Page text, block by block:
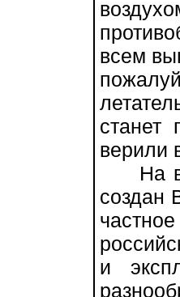
всем
станет
верили
На
создан
и